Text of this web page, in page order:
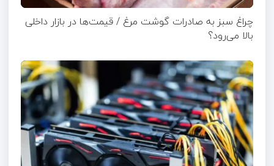
چراغ سبز به صادرات گوشت مرغ / قیمت‌ها در بازار داخلی
بالا می‌رود؟